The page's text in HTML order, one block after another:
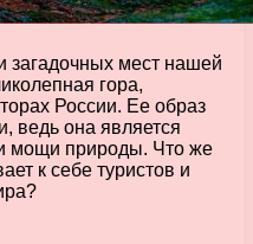
загадочных мест нашей
гора,
России. Ее образ
ведь она является
мощи природы. Что же
к себе туристов и